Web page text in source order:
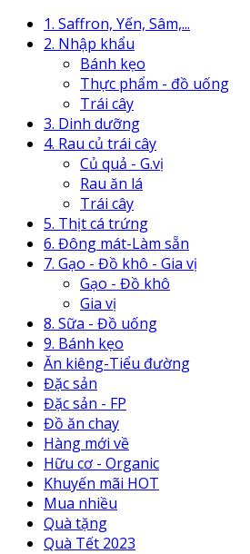
1. Saffron, Yến, Sâm,...
2. Nhập khẩu
Bánh kẹo
Thực phẩm - đồ uống
Trái cây
3. Dinh dưỡng
4. Rau củ trái cây
Củ quả - G.vị
Rau ăn lá
Trái cây
5. Thịt cá trứng
6. Đông mát-Làm sẵn
7. Gạo - Đồ khô - Gia vị
Gạo - Đồ khô
Gia vị
8. Sữa - Đồ uống
9. Bánh kẹo
Ăn kiêng-Tiểu đường
Đặc sản
Đặc sản - FP
Đồ ăn chay
Hàng mới về
Hữu cơ - Organic
Khuyến mãi HOT
Mua nhiều
Quà tặng
Quà Tết 2023